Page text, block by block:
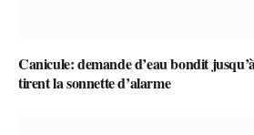
Canicule: demande d’eau bondit
tirent la sonnette d’alarme